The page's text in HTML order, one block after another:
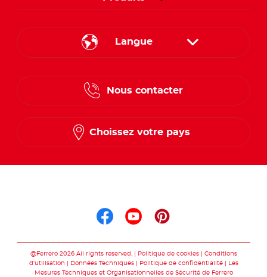
Langue
Nous contacter
Choissez votre pays
@Ferrero 2026 All rights reserved. Politique de cookies
Conditions
d’utilisation
Données Techniques Politique de confidentialité
Les
Mesures Techniques et Organisationnelles de Sécurité de Ferrero